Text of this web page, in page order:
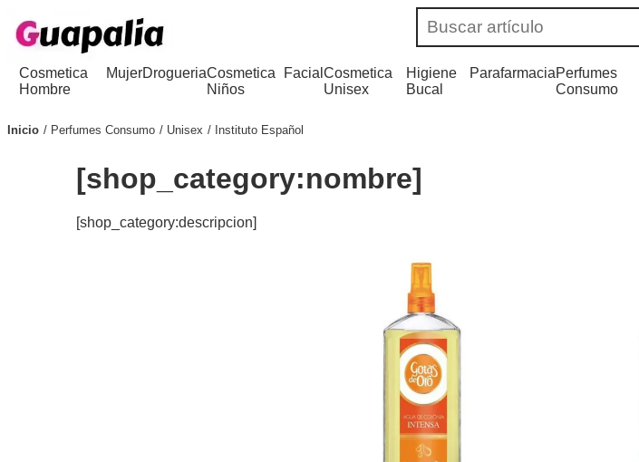
Cosmetica
Hombre
MujerDrogueriaCosmetica
Niños
FacialCosmetica
Unisex
Higiene
Bucal
ParafarmaciaPerfumes
Consumo
Inicio Perfumes Consumo Unisex Instituto Español
[shop_category:nombre]
[shop_category:descripcion]